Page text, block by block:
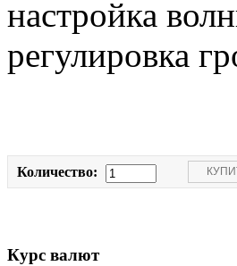
настройка
регулировка
Количество:
Курс валют